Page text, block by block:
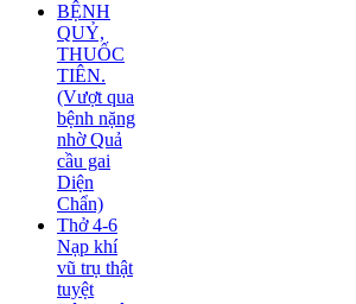
BỆNH
QUỶ,
THUỐC
TIÊN.
(Vượt qua
bệnh nặng
nhờ Quả
cầu gai
Diện
Chẩn)
Thở 4-6
Nạp khí
vũ trụ thật
tuyệt